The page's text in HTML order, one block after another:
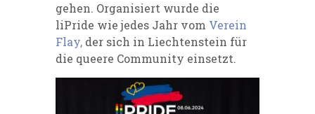
gehen. Organisiert wurde die
liPride wie jedes Jahr vom Verein
Flay, der sich in Liechtenstein für
die queere Community einsetzt.